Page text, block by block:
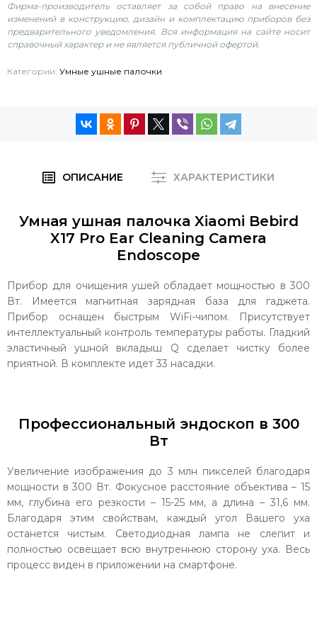
Фирма-производитель оставляет за собой право на внесение
изменений в конструкцию, дизайн и комплектацию приборов без
предварительного уведомления. Вся информация на сайте носит
справочный характер и не является публичной офертой.
Категории: Умные ушные палочки
ОПИСАНИЕ ХАРАКТЕРИСТИКИ
Умная ушная палочка Xiaomi Bebird
X17 Pro Ear Cleaning Camera
Endoscope
Прибор для очищения ушей обладает мощностью в 300
Вт. Имеется магнитная зарядная база для гаджета.
Прибор оснащен быстрым WiFi-чипом. Присутствует
интеллектуальный контроль температуры работы. Гладкий
эластичный ушной вкладыш Q сделает чистку более
приятной. В комплекте идет 33 насадки.
Профессиональный эндоскоп в 300
Вт
Увеличение изображения до 3 млн пикселей благодаря
мощности в 300 Вт. Фокусное расстояние объектива – 15
мм, глубина его резкости – 15-25 мм, а длина – 31,6 мм.
Благодаря этим свойствам, каждый угол Вашего уха
останется чистым. Светодиодная лампа не слепит и
полностью освещает всю внутреннюю сторону уха. Весь
процесс виден в приложении на смартфоне.